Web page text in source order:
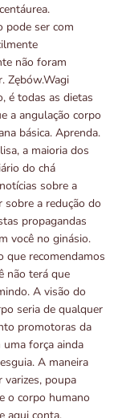
pode ser com
não foram
Zębów.Wagi
é todas as dietas
a angulação corpo
básica. Aprenda.
a maioria dos
do chá
sobre a
a redução do
propagandas
você no ginásio.
que recomendamos
não terá que
A visão do
seria de qualquer
promotoras da
força ainda
A maneira
varizes, poupa
o corpo humano
aqui conta.